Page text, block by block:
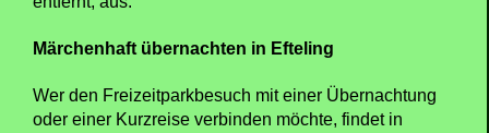
Märchenhaft übernachten in Efteling
Wer den Freizeitparkbesuch mit einer Übernachtung
oder einer Kurzreise verbinden möchte, findet in